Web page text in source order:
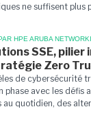
ne suffisent plus
HPE ARUBA
SSE,
Zero
de cybersécurité
phase avec les défis
au quotidien, des